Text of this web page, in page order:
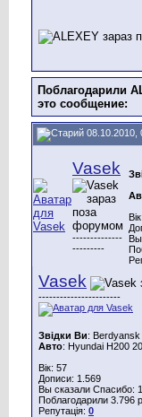
Поблагодарили
это сообщение:
08.10.2010,
Vasek
--------------
---------
Вы
Vasek
-----------------------
Звідки Ви: Berdyansk
Авто: Hyundai H200
Вік: 57
Дописи: 1.569
Вы сказали Спасибо:
Поблагодарили 3.796
Репутація: 0